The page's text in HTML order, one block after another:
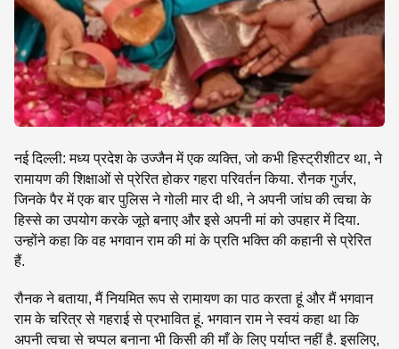
नई दिल्ली: मध्य प्रदेश के उज्जैन में एक व्यक्ति, जो कभी हिस्ट्रीशीटर था, ने
रामायण की शिक्षाओं से प्रेरित होकर गहरा परिवर्तन किया. रौनक गुर्जर,
जिनके पैर में एक बार पुलिस ने गोली मार दी थी, ने अपनी जांघ की त्वचा के
हिस्से का उपयोग करके जूते बनाए और इसे अपनी मां को उपहार में दिया.
उन्होंने कहा कि वह भगवान राम की मां के प्रति भक्ति की कहानी से प्रेरित
हैं.
रौनक ने बताया, मैं नियमित रूप से रामायण का पाठ करता हूं और मैं भगवान
राम के चरित्र से गहराई से प्रभावित हूं. भगवान राम ने स्वयं कहा था कि
अपनी त्वचा से चप्पल बनाना भी किसी की माँ के लिए पर्याप्त नहीं है. इसलिए,